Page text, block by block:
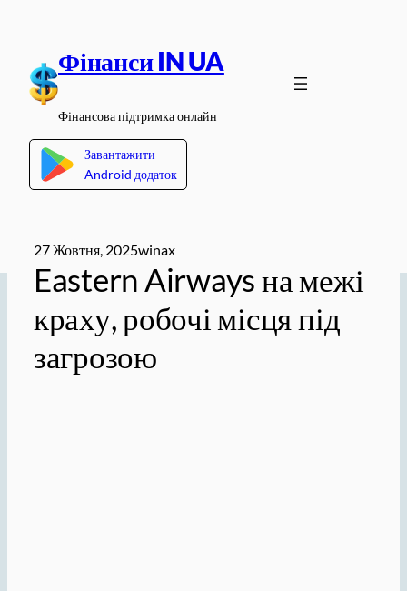
вмісту
Фінанси IN UA
Фінансова підтримка онлайн
Завантажити
Android додаток
27 Жовтня, 2025winax
Eastern Airways на межі
краху, робочі місця під
загрозою